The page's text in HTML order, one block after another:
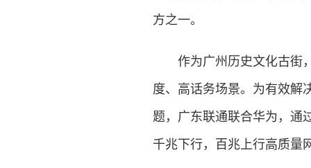
方之一。
作为广州历史文化古街，
度、高话务场景。为有效解
题，广东联通联合华为，通
千兆下行，百兆上行高质量